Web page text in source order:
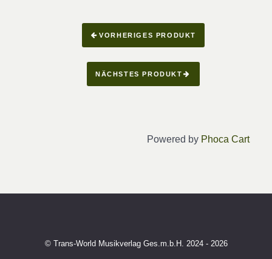
VORHERIGES PRODUKT
NÄCHSTES PRODUKT
Powered by Phoca Cart
© Trans-World Musikverlag Ges.m.b.H. 2024 - 2026